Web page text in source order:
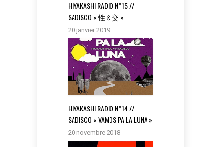
HIYAKASHI RADIO N°15 //
SADISCO « 性＆交 »
20 janvier 2019
HIYAKASHI RADIO N°14 //
SADISCO « VAMOS PA LA LUNA »
20 novembre 2018